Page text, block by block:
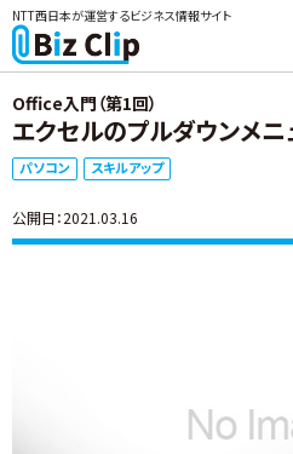
NTT西日本が運営するビジネス情報サイト
Office入門（第1回）
エクセルのプルダウンメ
パソコン スキルアップ
公開日：2021.03.16